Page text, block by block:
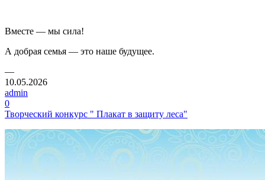
Вместе — мы сила!
А добрая семья — это наше будущее.
—
10.05.2026
admin
0
Творческий конкурс " Плакат в защиту леса"